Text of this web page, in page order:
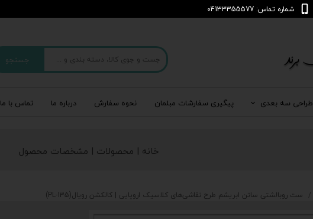
جستجو
شماره تماس: 04133355577
طراحی سه بعدی پیگیری سفارشات مبلمان نحوه سفارش درباره‌ ما تماس با ما
خانه | محصولات | مشخصات محصول
ست روبالشتی ساتن ابریشم طرح نقاشی‌های کلاسیک اروپایی | کالکشن رویال(PL-135)